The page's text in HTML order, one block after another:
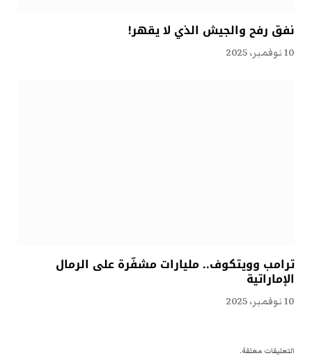
نفق رفح والجيش الذي لا يقهر!
10 نوفمبر، 2025
ترامب وويتكوف.. مليارات مشفّرة على الرمال
الإماراتية
10 نوفمبر، 2025
التعليقات مغلقة.